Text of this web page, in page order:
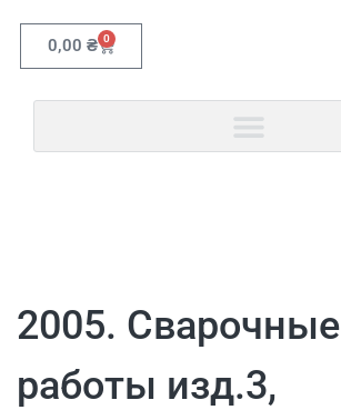
0,00 ₴ 0
2005. Сварочные
работы изд.3,